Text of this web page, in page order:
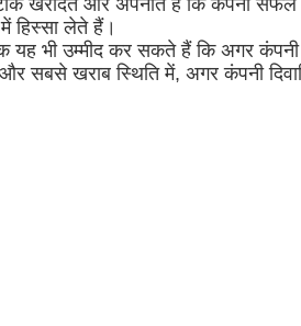
खरीदते और अपनाते हैं कि कंपनी सफल
हिस्सा लेते हैं।
यह भी उम्मीद कर सकते हैं कि अगर
सबसे खराब स्थिति में, अगर कंपनी